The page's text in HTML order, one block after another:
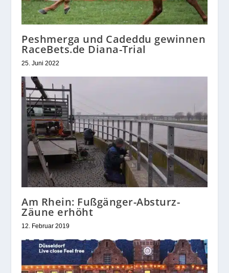
Peshmerga und Cadeddu gewinnen
RaceBets.de Diana-Trial
25. Juni 2022
Am Rhein: Fußgänger-Absturz-
Zäune erhöht
12. Februar 2019